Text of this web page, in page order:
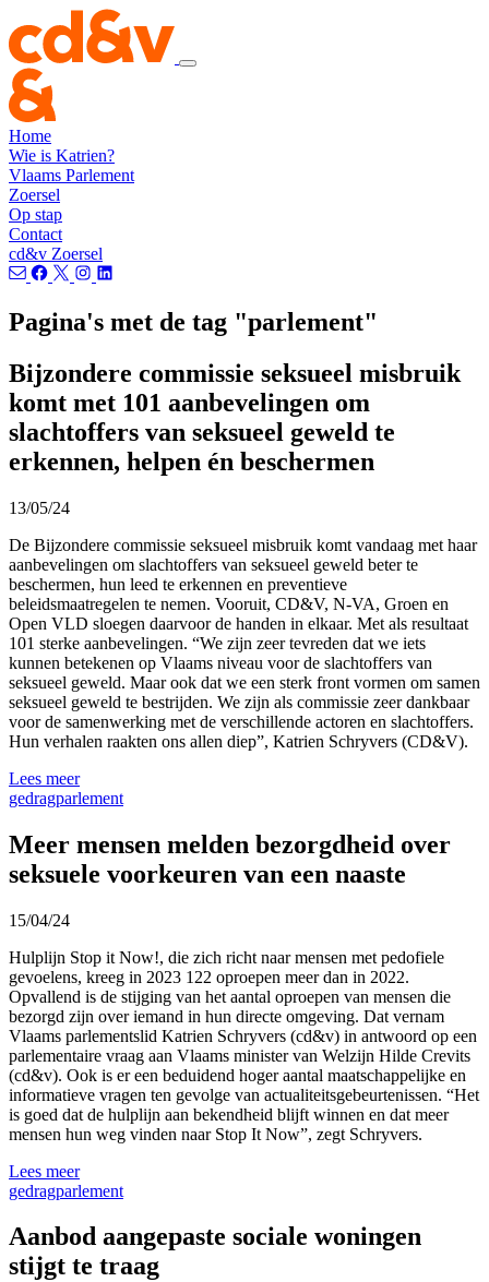
Home
Wie is Katrien?
Vlaams Parlement
Zoersel
Op stap
Contact
cd&v Zoersel
Pagina's met de tag "parlement"
Bijzondere commissie seksueel misbruik
komt met 101 aanbevelingen om
slachtoffers van seksueel geweld te
erkennen, helpen én beschermen
13/05/24
De Bijzondere commissie seksueel misbruik komt vandaag met haar
aanbevelingen om slachtoffers van seksueel geweld beter te
beschermen, hun leed te erkennen en preventieve
beleidsmaatregelen te nemen. Vooruit, CD&V, N-VA, Groen en
Open VLD sloegen daarvoor de handen in elkaar. Met als resultaat
101 sterke aanbevelingen. “We zijn zeer tevreden dat we iets
kunnen betekenen op Vlaams niveau voor de slachtoffers van
seksueel geweld. Maar ook dat we een sterk front vormen om samen
seksueel geweld te bestrijden. We zijn als commissie zeer dankbaar
voor de samenwerking met de verschillende actoren en slachtoffers.
Hun verhalen raakten ons allen diep”, Katrien Schryvers (CD&V).
Lees meer
gedragparlement
Meer mensen melden bezorgdheid over
seksuele voorkeuren van een naaste
15/04/24
Hulplijn Stop it Now!, die zich richt naar mensen met pedofiele
gevoelens, kreeg in 2023 122 oproepen meer dan in 2022.
Opvallend is de stijging van het aantal oproepen van mensen die
bezorgd zijn over iemand in hun directe omgeving. Dat vernam
Vlaams parlementslid Katrien Schryvers (cd&v) in antwoord op een
parlementaire vraag aan Vlaams minister van Welzijn Hilde Crevits
(cd&v). Ook is er een beduidend hoger aantal maatschappelijke en
informatieve vragen ten gevolge van actualiteitsgebeurtenissen. “Het
is goed dat de hulplijn aan bekendheid blijft winnen en dat meer
mensen hun weg vinden naar Stop It Now”, zegt Schryvers.
Lees meer
gedragparlement
Aanbod aangepaste sociale woningen
stijgt te traag